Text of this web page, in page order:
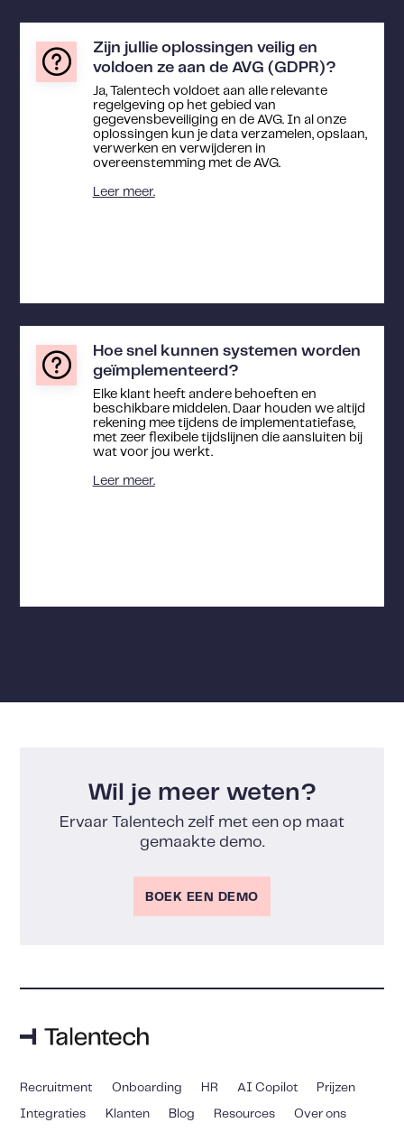
Zijn jullie oplossingen veilig en
voldoen ze aan de AVG (GDPR)?
Ja, Talentech voldoet aan alle relevante
regelgeving op het gebied van
gegevensbeveiliging en de AVG. In al onze
oplossingen kun je data verzamelen, opslaan,
verwerken en verwijderen in
overeenstemming met de AVG.
Leer meer.
Hoe snel kunnen systemen worden
geïmplementeerd?
Elke klant heeft andere behoeften en
beschikbare middelen. Daar houden we altijd
rekening mee tijdens de implementatiefase,
met zeer flexibele tijdslijnen die aansluiten bij
wat voor jou werkt.
Leer meer.
Wil je meer weten?
Ervaar Talentech zelf met een op maat
gemaakte demo.
BOEK EEN DEMO
Recruitment Onboarding HR AI Copilot Prijzen
Integraties Klanten Blog Resources Over ons